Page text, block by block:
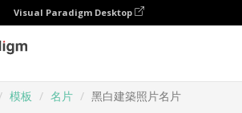
Visual Paradigm Desktop
模板 名片 黑白建築照片名片